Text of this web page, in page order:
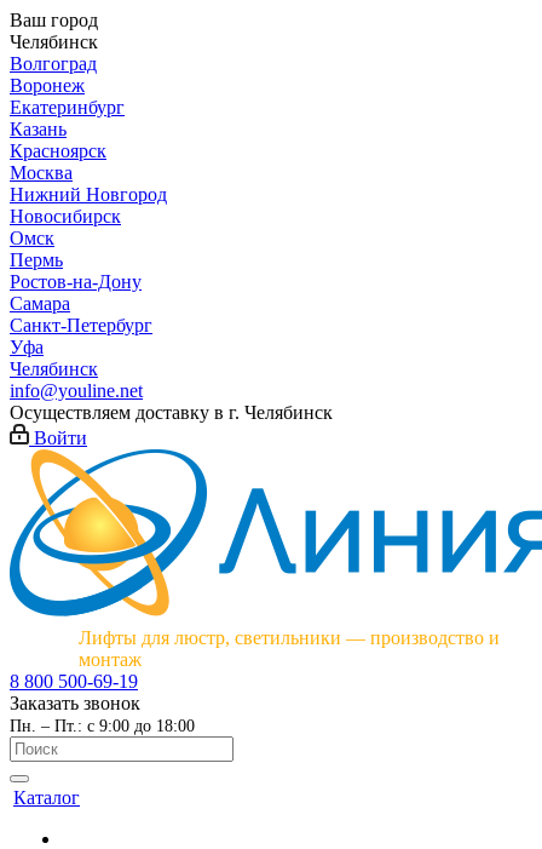
Ваш город
Челябинск
Волгоград
Воронеж
Екатеринбург
Казань
Красноярск
Москва
Нижний Новгород
Новосибирск
Омск
Пермь
Ростов-на-Дону
Самара
Санкт-Петербург
Уфа
Челябинск
info@youline.net
Осуществляем доставку в г. Челябинск
Войти
Лифты для люстр, светильники — производство и
монтаж
8 800 500-69-19
Заказать звонок
Пн. – Пт.: с 9:00 до 18:00
Каталог